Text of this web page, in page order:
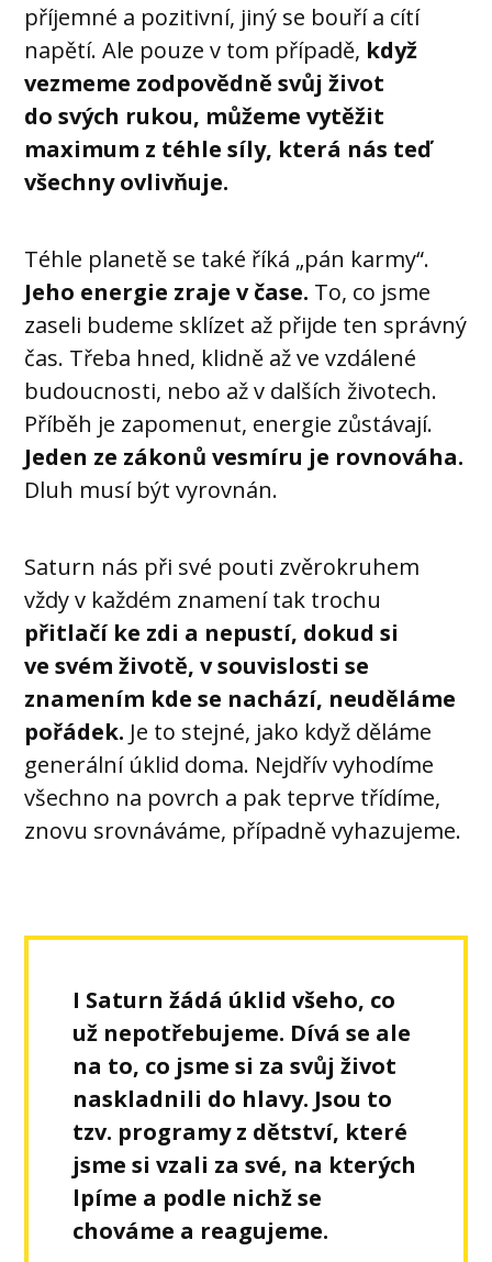
příjemné a pozitivní, jiný se bouří a cítí
napětí. Ale pouze v tom případě, když
vezmeme zodpovědně svůj život
do svých rukou, můžeme vytěžit
maximum z téhle síly, která nás teď
všechny ovlivňuje.
Téhle planetě se také říká „pán karmy“.
Jeho energie zraje v čase. To, co jsme
zaseli budeme sklízet až přijde ten správný
čas. Třeba hned, klidně až ve vzdálené
budoucnosti, nebo až v dalších životech.
Příběh je zapomenut, energie zůstávají.
Jeden ze zákonů vesmíru je rovnováha.
Dluh musí být vyrovnán.
Saturn nás při své pouti zvěrokruhem
vždy v každém znamení tak trochu
přitlačí ke zdi a nepustí, dokud si
ve svém životě, v souvislosti se
znamením kde se nachází, neuděláme
pořádek. Je to stejné, jako když děláme
generální úklid doma. Nejdřív vyhodíme
všechno na povrch a pak teprve třídíme,
znovu srovnáváme, případně vyhazujeme.
I Saturn žádá úklid všeho, co
už nepotřebujeme. Dívá se ale
na to, co jsme si za svůj život
naskladnili do hlavy. Jsou to
tzv. programy z dětství, které
jsme si vzali za své, na kterých
lpíme a podle nichž se
chováme a reagujeme.